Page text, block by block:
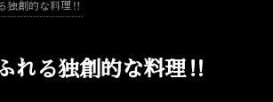
独創的な料理‼
れる独創的な料理‼